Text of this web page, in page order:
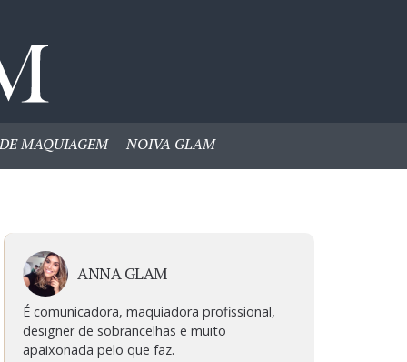
MAQUIAGEM NOIVA GLAM
ANNA GLAM
É comunicadora, maquiadora profissional,
designer de sobrancelhas e muito
apaixonada pelo que faz.